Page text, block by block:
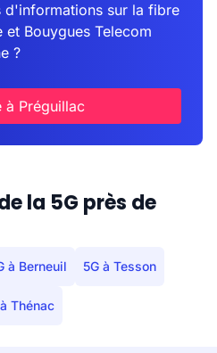
d'informations sur la fibre
et Bouygues Telecom
?
à Préguillac
la 5G près de
à Berneuil 5G à Tesson
Thénac